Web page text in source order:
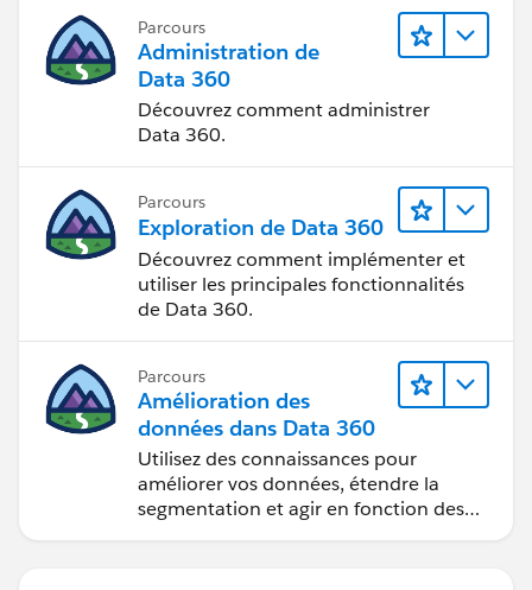
Parcours
Administration de
Data 360
Découvrez comment administrer
Data 360.
Parcours
Exploration de Data 360
Découvrez comment implémenter et
utiliser les principales fonctionnalités
de Data 360.
Parcours
Amélioration des
données dans Data 360
Utilisez des connaissances pour
améliorer vos données, étendre la
segmentation et agir en fonction des
données.